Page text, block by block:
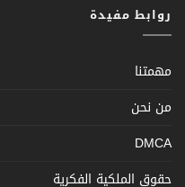
روابط مفيدة
مهمتنا
من نحن
DMCA
حقوق الملكية الفكرية